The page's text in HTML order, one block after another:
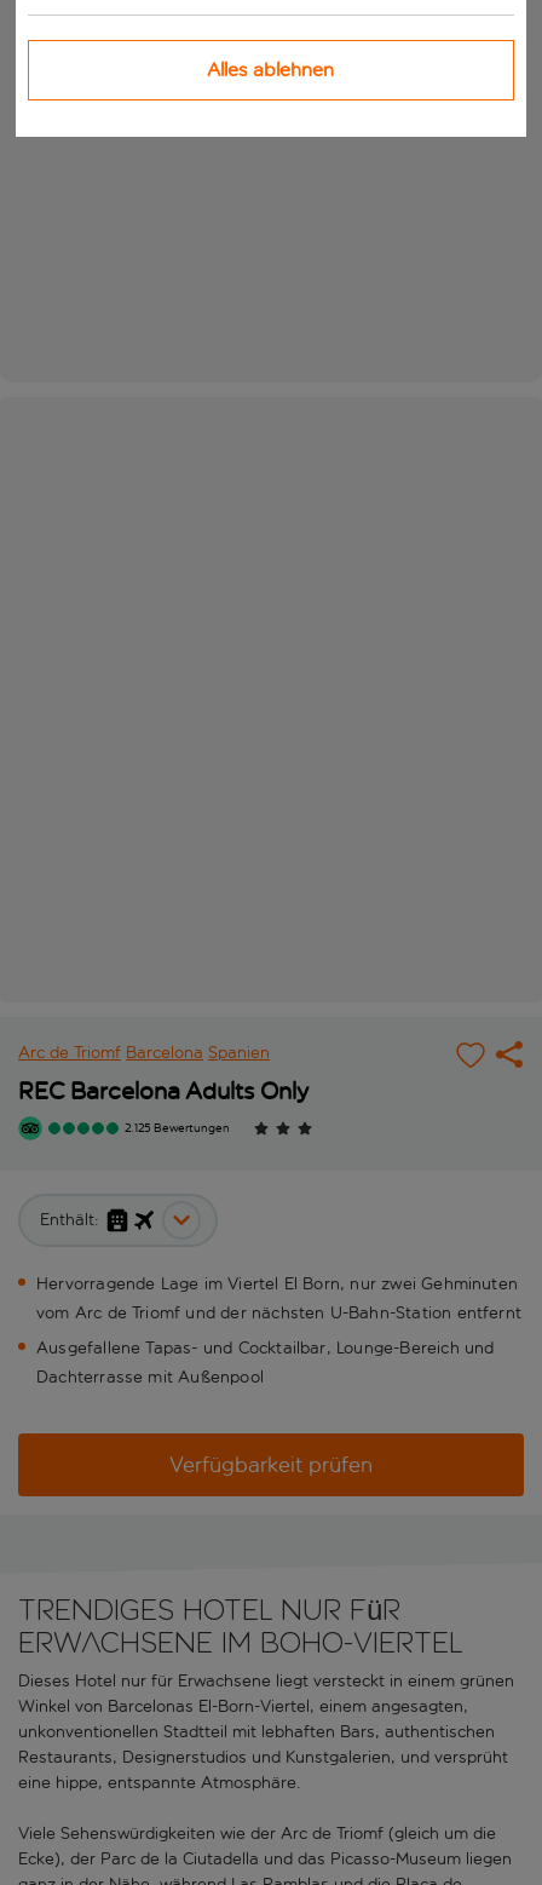
Arc de Triomf Barcelona Spanien
REC Barcelona Adults Only
2.125 Bewertungen
Enthält:
Hervorragende Lage im Viertel El Born, nur zwei Gehminuten
vom Arc de Triomf und der nächsten U-Bahn-Station entfernt
Ausgefallene Tapas- und Cocktailbar, Lounge-Bereich und
Dachterrasse mit Außenpool
Verfügbarkeit prüfen
Trendiges Hotel nur für
Erwachsene im Boho-Viertel
Dieses Hotel nur für Erwachsene liegt versteckt in einem grünen
Winkel von Barcelonas El-Born-Viertel, einem angesagten,
unkonventionellen Stadtteil mit lebhaften Bars, authentischen
Restaurants, Designerstudios und Kunstgalerien, und versprüht
eine hippe, entspannte Atmosphäre.
Viele Sehenswürdigkeiten wie der Arc de Triomf (gleich um die
Ecke), der Parc de la Ciutadella und das Picasso-Museum liegen
Alles ablehnen